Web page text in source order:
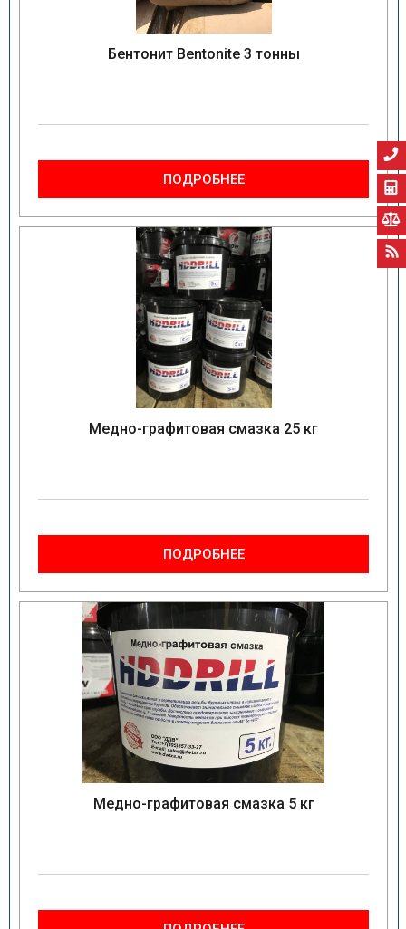
Бентонит Bentonite 3 тонны
ПОДРОБНЕЕ
Медно-графитовая смазка 25 кг
ПОДРОБНЕЕ
Медно-графитовая смазка 5 кг